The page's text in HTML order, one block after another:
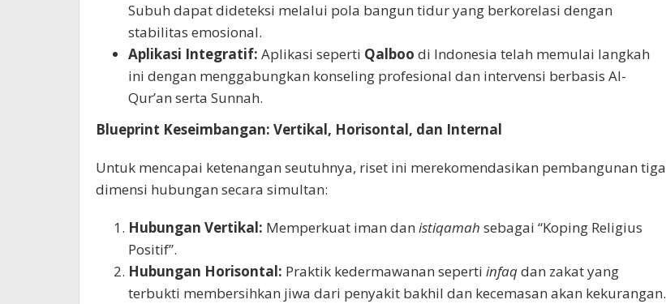
Subuh dapat dideteksi melalui pola bangun tidur yang berkorelasi dengan
stabilitas emosional.
Aplikasi Integratif: Aplikasi seperti Qalboo di Indonesia telah memulai langkah
ini dengan menggabungkan konseling profesional dan intervensi berbasis Al-
Qur’an serta Sunnah.
Blueprint Keseimbangan: Vertikal, Horisontal, dan Internal
Untuk mencapai ketenangan seutuhnya, riset ini merekomendasikan pembangunan tiga
dimensi hubungan secara simultan:
Hubungan Vertikal: Memperkuat iman dan istiqamah sebagai “Koping Religius
Positif”.
Hubungan Horisontal: Praktik kedermawanan seperti infaqdan zakat yang
terbukti membersihkan jiwa dari penyakit bakhil dan kecemasan akan kekurangan.